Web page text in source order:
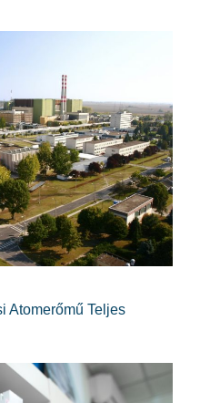
Atomerőmű Teljes